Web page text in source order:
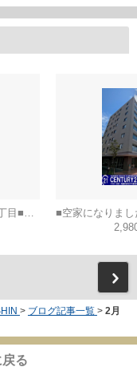
> ブログ記事一覧 > 2月
る